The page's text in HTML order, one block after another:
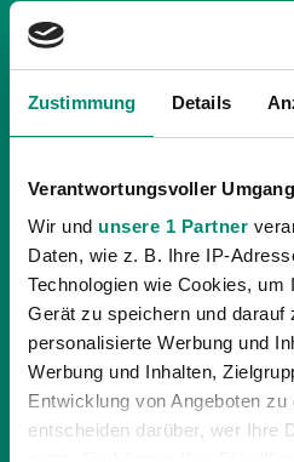
Zustimmung Details
Verantwortungsvoller
Wir und unsere 1 Partner
Daten, wie z. B. Ihre IP-
Technologien wie Cookies, um
Gerät zu speichern und darauf
personalisierte Werbung und
Werbung und Inhalten,
Entwicklung von Angeboten zu
entscheiden darüber, wer Ihre
07.04.2025| ALLGEMEINE
AUSWÄRTSFAHRTEN